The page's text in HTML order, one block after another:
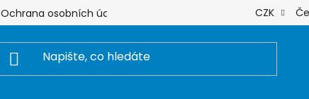
Ochrana osobních údajů Hodnocení obchoduCZK